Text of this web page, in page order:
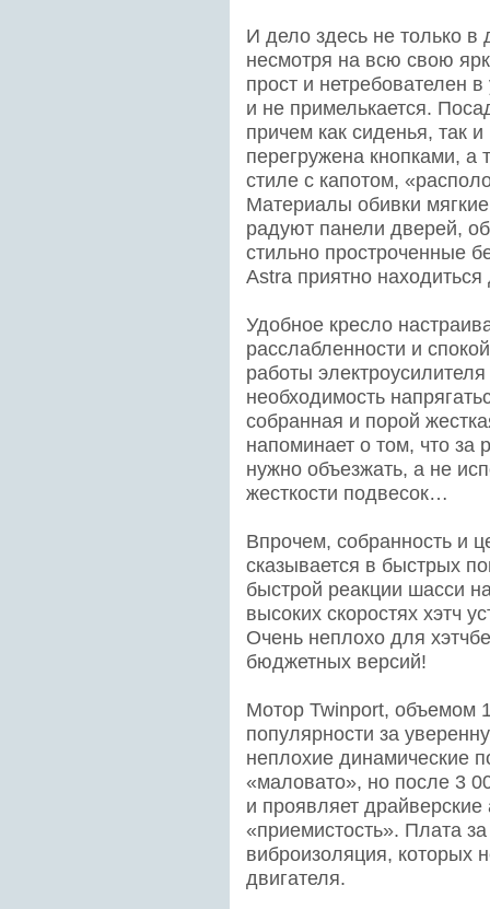
И дело здесь не только в
несмотря на всю свою
прост и нетребователен
и не примелькается.
причем как сиденья, так
перегружена кнопками,
стиле с капотом,
Материалы обивки
радуют панели дверей,
стильно простроченные
Astra приятно находиться
Удобное кресло
расслабленности и
работы
необходимость
собранная и порой
напоминает о том, что
нужно объезжать, а не
жесткости подвесок…
Впрочем, собранность и
сказывается в быстрых
быстрой реакции шасси
высоких скоростях хэтч
Очень неплохо для
бюджетных версий!
Мотор Twinport, объемом
популярности за
неплохие динамические
«маловато», но после 3
и проявляет
«приемистость». Плата
виброизоляция, которых
двигателя.